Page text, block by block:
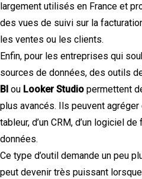
largement utilisés en France et
des vues de suivi sur la
les ventes ou les clients.
Enfin, pour les entreprises qui
sources de données, des outils
BI ou Looker Studio permettent
plus avancés. Ils peuvent
tableur, d’un CRM, d’un logiciel
données.
Ce type d’outil demande un peu
peut devenir très puissant